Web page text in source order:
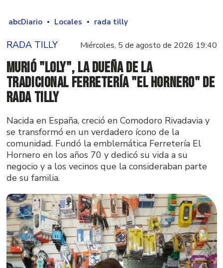
abcDiario Locales rada tilly
RADA TILLY Miércoles, 5 de agosto de 2026 19:40
Murió "Loly", la dueña de la
tradicional ferretería "El Hornero" de
Rada Tilly
Nacida en España, creció en Comodoro Rivadavia y
se transformó en un verdadero ícono de la
comunidad. Fundó la emblemática Ferretería El
Hornero en los años 70 y dedicó su vida a su
negocio y a los vecinos que la consideraban parte
de su familia.